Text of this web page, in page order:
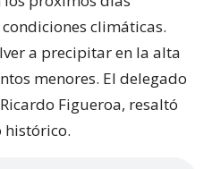
climáticas.
a precipitar en la alta
menores. El delegado
Figueroa, resaltó
histórico.